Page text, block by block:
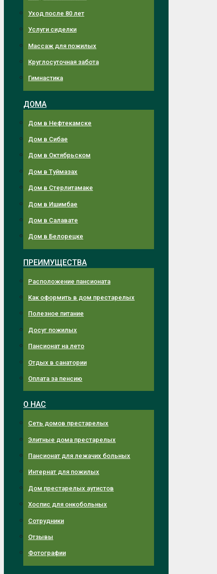
Уход после 80 лет
Услуги сиделки
Массаж для пожилых
Круглосуточная забота
Гимнастика
ДОМА
Дом в Нефтекамске
Дом в Сибае
Дом в Октябрьском
Дом в Туймазах
Дом в Стерлитамаке
Дом в Ишимбае
Дом в Салавате
Дом в Белорецке
ПРЕИМУЩЕСТВА
Расположение пансионата
Как оформить в дом престарелых
Полезное питание
Досуг пожилых
Пансионат на лето
Отдых в санатории
Оплата за пенсию
О НАС
Сеть домов престарелых
Элитные дома престарелых
Пансионат для лежачих больных
Интернат для пожилых
Дом престарелых аутистов
Хоспис для онкобольных
Сотрудники
Отзывы
Фотографии